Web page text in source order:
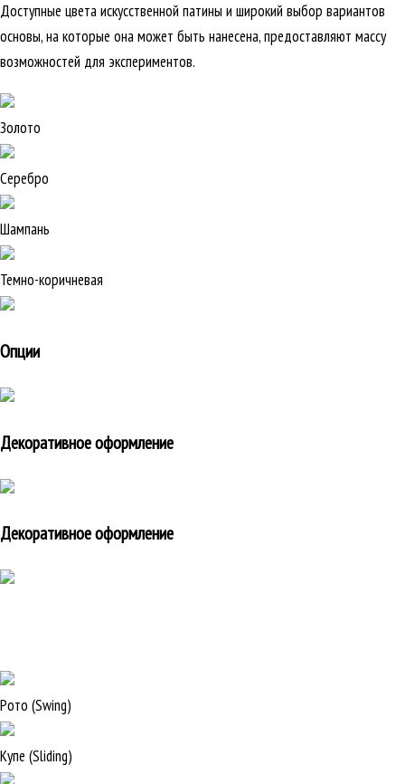
Доступные цвета искусственной патины и широкий выбор вариантов
основы, на которые она может быть нанесена, предоставляют массу
возможностей для экспериментов.
Золото
Серебро
Шампань
Темно-коричневая
Опции
Декоративное оформление
Декоративное оформление
Рото (Swing)
Купе (Sliding)